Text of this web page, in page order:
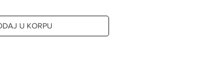
U KORPU